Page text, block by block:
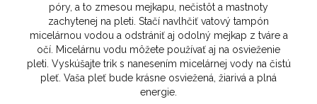
póry, a to zmesou mejkapu, nečistôt a mastnoty
zachytenej na pleti. Stačí navlhčiť vatový tampón
micelárnou vodou a odstrániť aj odolný mejkap z tváre a
očí. Micelárnu vodu môžete používať aj na osvieženie
pleti. Vyskúšajte trik s nanesením micelárnej vody na čistú
pleť. Vaša pleť bude krásne osviežená, žiarivá a plná
energie.